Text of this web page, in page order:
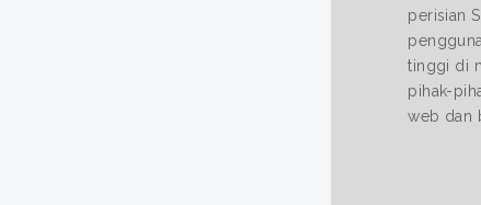
perisian
tinggi di
pihak-
web dan